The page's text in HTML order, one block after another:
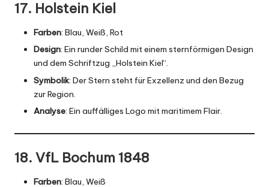
17. Holstein Kiel
Farben: Blau, Weiß, Rot
Design: Ein runder Schild mit einem sternförmigen Design
und dem Schriftzug „Holstein Kiel“.
Symbolik: Der Stern steht für Exzellenz und den Bezug
zur Region.
Analyse: Ein auffälliges Logo mit maritimem Flair.
18. VfL Bochum 1848
Farben: Blau, Weiß